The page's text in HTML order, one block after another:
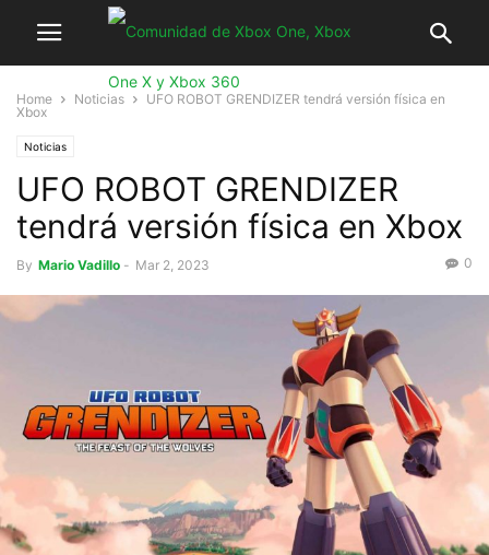
Home Noticias
UFO ROBOT GRENDIZER tendrá versión física en
Xbox
Noticias
UFO ROBOT GRENDIZER
tendrá versión física en Xbox
By Mario Vadillo - Mar 2, 2023 0